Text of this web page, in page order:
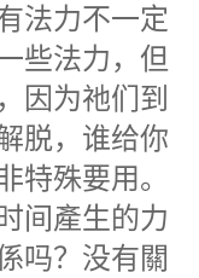
法力不一定
些法力，但
因为祂们到
脱，谁给你
特殊要用。
间產生的力
吗？没有關